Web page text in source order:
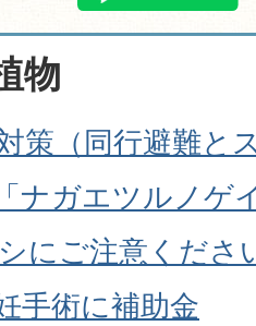
物
策（同行避難と
ナガエツルノゲ
にご注意くださ
手術に補助金